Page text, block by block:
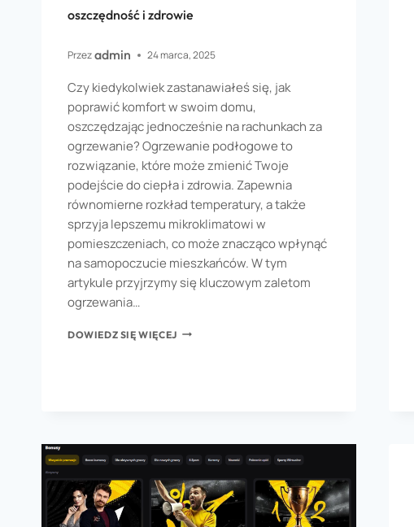
oszczędność i zdrowie
Przezadmin 24 marca, 2025
Czy kiedykolwiek zastanawiałeś się, jak
poprawić komfort w swoim domu,
oszczędzając jednocześnie na rachunkach za
ogrzewanie? Ogrzewanie podłogowe to
rozwiązanie, które może zmienić Twoje
podejście do ciepła i zdrowia. Zapewnia
równomierne rozkład temperatury, a także
sprzyja lepszemu mikroklimatowi w
pomieszczeniach, co może znacząco wpłynąć
na samopoczucie mieszkańców. W tym
artykule przyjrzymy się kluczowym zaletom
ogrzewania…
DOWIEDZ SIĘ WIĘCEJ